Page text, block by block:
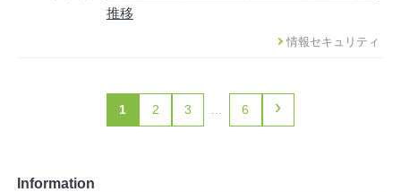
推移
情報セキュリティ
1 2 3 … 6 ›
Information